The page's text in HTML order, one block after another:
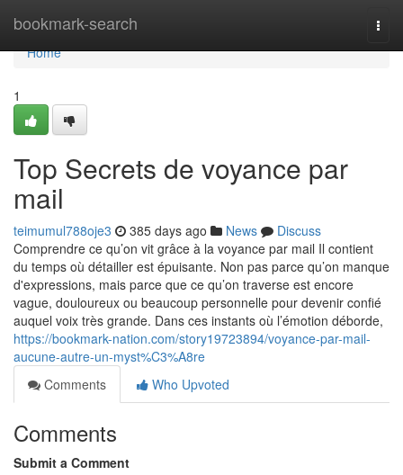
bookmark-search
Home
Home
1
Top Secrets de voyance par
mail
teimumul788oje3 385 days ago News
Discuss
Comprendre ce qu’on vit grâce à la voyance par mail Il contient
du temps où détailler est épuisante. Non pas parce qu’on manque
d'expressions, mais parce que ce qu’on traverse est encore
vague, douloureux ou beaucoup personnelle pour devenir confié
auquel voix très grande. Dans ces instants où l’émotion déborde,
https://bookmark-nation.com/story19723894/voyance-par-mail-
aucune-autre-un-myst%C3%A8re
Comments
Who Upvoted
Comments
Submit a Comment